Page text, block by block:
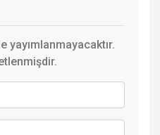
yayımlanmayacaktır.